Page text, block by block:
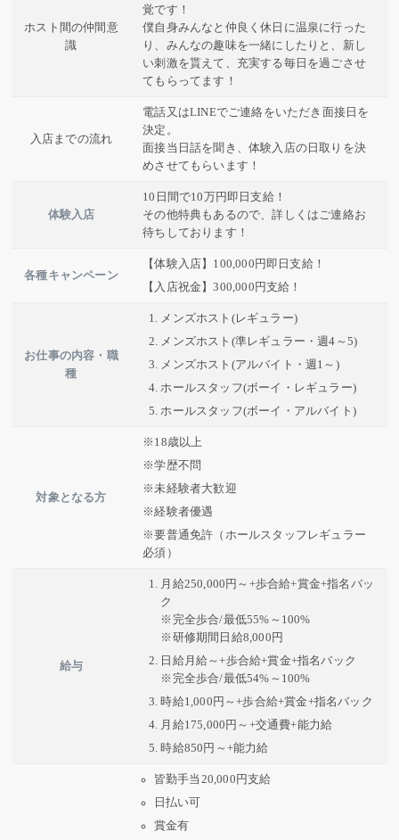
ホスト間の仲間意
識
覚です！
僕自身みんなと仲良く休日に温泉に行った
り、みんなの趣味を一緒にしたりと、新し
い刺激を貰えて、充実する毎日を過ごさせ
てもらってます！
入店までの流れ
電話又はLINEでご連絡をいただき面接日を
決定。
面接当日話を聞き、体験入店の日取りを決
めさせてもらいます！
体験入店
10日間で10万円即日支給！
その他特典もあるので、詳しくはご連絡お
待ちしております！
各種キャンペーン
【体験入店】100,000円即日支給！
【入店祝金】300,000円支給！
お仕事の内容・職
種
メンズホスト(レギュラー)
メンズホスト(準レギュラー・週4～5)
メンズホスト(アルバイト・週1～)
ホールスタッフ(ボーイ・レギュラー)
ホールスタッフ(ボーイ・アルバイト)
対象となる方
※18歳以上
※学歴不問
※未経験者大歓迎
※経験者優遇
※要普通免許（ホールスタッフレギュラー
必須）
給与
月給250,000円～+歩合給+賞金+指名バッ
ク
※完全歩合/最低55%～100%
※研修期間日給8,000円
日給月給～+歩合給+賞金+指名バック
※完全歩合/最低54%～100%
時給1,000円～+歩合給+賞金+指名バック
月給175,000円～+交通費+能力給
時給850円～+能力給
皆勤手当20,000円支給
日払い可
賞金有